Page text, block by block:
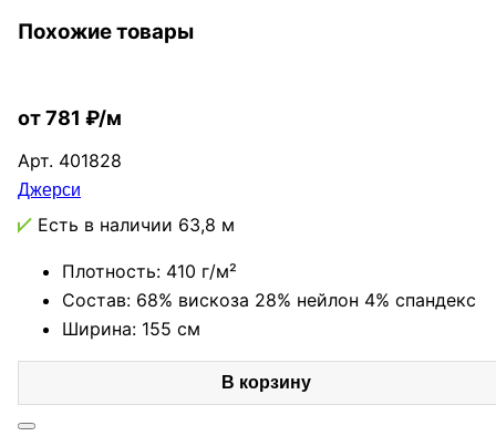
Похожие товары
от 781 ₽/м
Арт. 401828
Джерси
Есть в наличии 63,8 м
Плотность: 410 г/м²
Состав: 68% вискоза 28% нейлон 4% спандекс
Ширина: 155 см
В корзину